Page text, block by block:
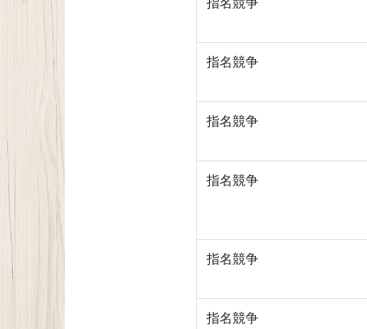
指名競争
指名競争
指名競争
指名競争
指名競争